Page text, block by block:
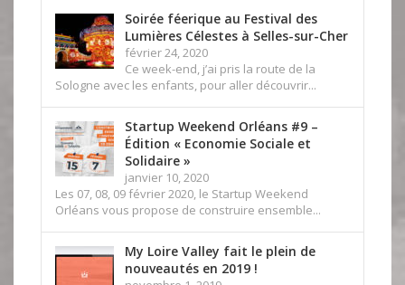
Soirée féerique au Festival des
Lumières Célestes à Selles-sur-Cher
février 24, 2020
Ce week-end, j’ai pris la route de la
Sologne avec les enfants, pour aller découvrir...
Startup Weekend Orléans #9 –
Édition « Economie Sociale et
Solidaire »
janvier 10, 2020
Les 07, 08, 09 février 2020, le Startup Weekend
Orléans vous propose de construire ensemble...
My Loire Valley fait le plein de
nouveautés en 2019 !